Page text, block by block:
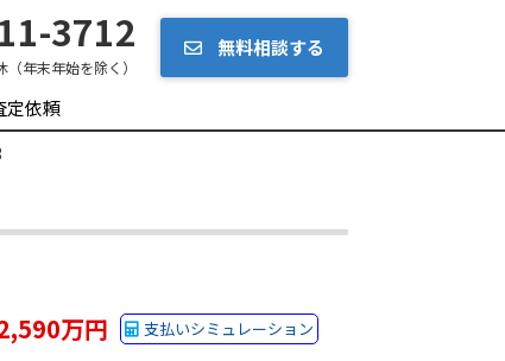
3712
（年末年始を除く）
無料相談する
定依頼
万円 支払いシミュレーション